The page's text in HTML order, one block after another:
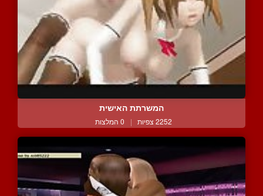
המשרתת האישית
2252 צפיות | 0 המלצות